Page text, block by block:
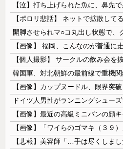
開脚させられマ○コ丸出し状態で、
【画像】カップヌードル、限界突
【画像】最近の高級ミニバンの顔
【画像】「ワイらのゴマキ（３９）
【悲報】美容師「…手は尽くしま